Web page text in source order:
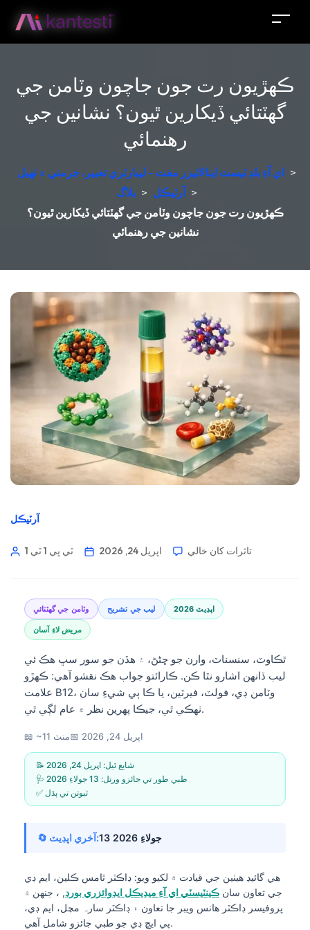
ڪهڙيون رت جون جاچون وٽامن جي
گهٽتائي ڏيکارين ٿيون؟ نشانين جي
رهنمائي
اي آءِ بلڊ ٽيسٽ اينالائيزر مفت - ليبارٽري تعبير، جرمني ۾ ٺهيل >
بلاگ > آرٽيڪل >
ڪهڙيون رت جون جاچون وٽامن جي گهٽتائي ڏيکارين ٿيون؟
نشانين جي رهنمائي
آرٽيڪل
1 ٽي پي 1 ٽي اپريل 24, 2026 تاثرات کان خالي
وٽامن جي گهٽتائي ليب جي تشريح 2026 اپڊيٽ
مريض لاءِ آسان
ٿڪاوٽ، سنسناٽ، وارن جو ڇڻڻ، ۽ هڏن جو سور سڀ هڪ ئي
ليب ڏانهن اشارو نٿا ڪن. ڪارائتو جواب هڪ نقشو آهي: ڪهڙو
علامت B12، وٽامن ڊي، فولٽ، فيرٽين، يا ڪا ٻي شيءِ سان
ٺهڪي ٿي، جيڪا پهرين نظر ۾ عام لڳي ٿي.
📖 ~11 منٽ📅 اپريل 24, 2026
📝 شايع ٿيل: اپريل 24, 2026
🩺 طبي طور تي جائزو ورتل: 13 جولاءِ 2026
✅ ثبوتن تي ٻڌل
🔄 آخري اپڊيٽ: 13 جولاءِ 2026
هي گائيڊ هيٺين جي قيادت ۾ لکيو ويو: ڊاڪٽر ٿامس ڪلين، ايم ڊي
جي تعاون سان ڪينٽيسٽي اي آءِ ميڊيڪل ايڊوائزري بورڊ, ، جنهن ۾
پروفيسر ڊاڪٽر هانس ويبر جا تعاون ۽ ڊاڪٽر سارہ مچل، ايم ڊي،
پي ايڇ ڊي جو طبي جائزو شامل آهي.